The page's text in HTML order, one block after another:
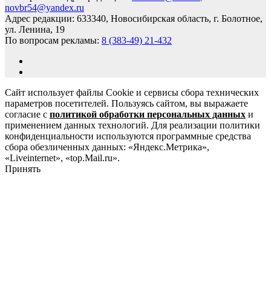
novbr54@yandex.ru
Адрес редакции: 633340, Новосибирская область, г. Болотное,
ул. Ленина, 19
По вопросам рекламы: 8 (383-49) 21-432
Сайт использует файлы Cookie и сервисы сбора технических
параметров посетителей. Пользуясь сайтом, вы выражаете
согласие с политикой обработки персональных данных и
применением данных технологий. Для реализации политики
конфиденциальности используются программные средства
сбора обезличенных данных: «Яндекс.Метрика»,
«Liveinternet», «top.Mail.ru».
Принять